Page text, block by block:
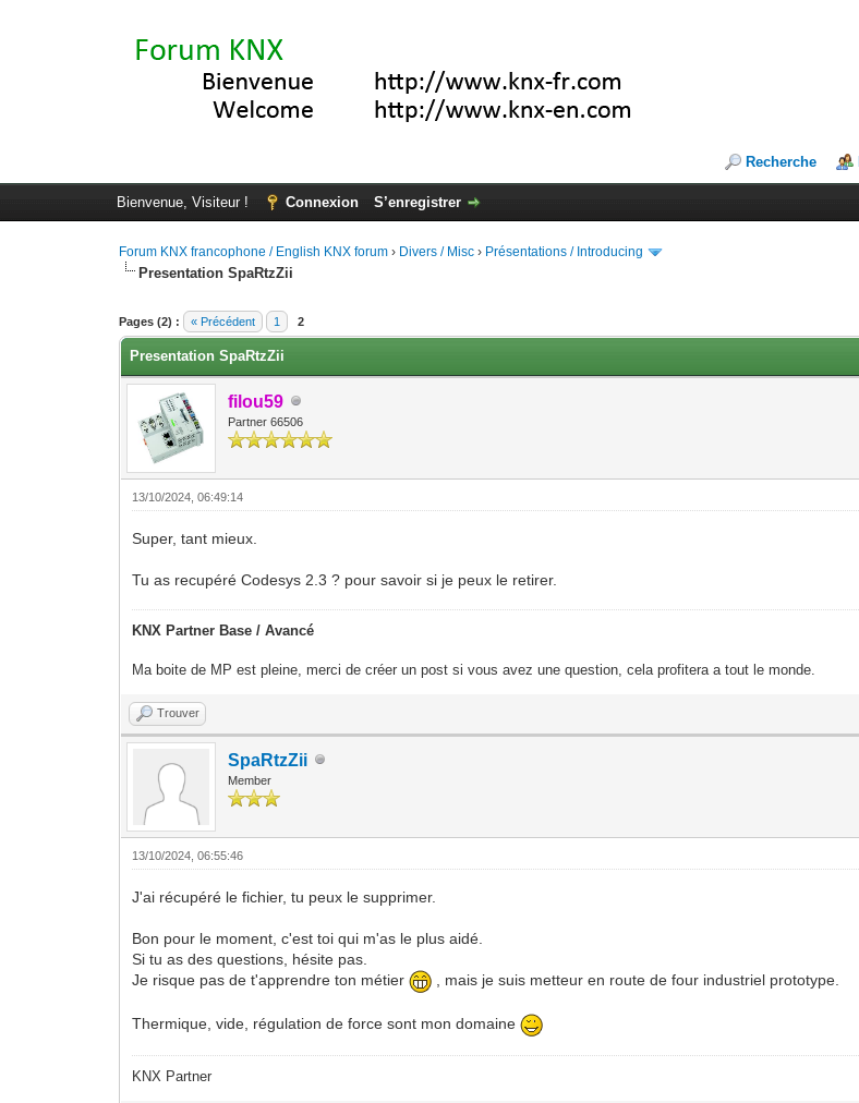
Recherche
Bienvenue, Visiteur ! Connexion S’enregistrer
Forum KNX francophone / English KNX forum › Divers / Misc › Présentations / Introducing
Presentation SpaRtzZii
Pages (2) : « Précédent 1 2
Moyenne : 0 (0 vote(s))
1
2
3
4
5
Presentation SpaRtzZii
filou59
Partner 66506
13/10/2024, 06:49:14
Super, tant mieux.
Tu as recupéré Codesys 2.3 ? pour savoir si je peux le retirer.
KNX Partner Base / Avancé
Ma boite de MP est pleine, merci de créer un post si vous avez une question, cela profitera a tout le monde.
Trouver
SpaRtzZii
Member
13/10/2024, 06:55:46
J'ai récupéré le fichier, tu peux le supprimer.
Bon pour le moment, c'est toi qui m'as le plus aidé.
Si tu as des questions, hésite pas.
Je risque pas de t'apprendre ton métier
, mais je suis metteur en route de four industriel prototype.
Thermique, vide, régulation de force sont mon domaine
KNX Partner